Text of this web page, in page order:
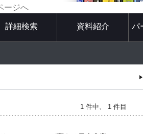
ージへ
詳細検索 資料紹介 パ
1 件中、 1 件目